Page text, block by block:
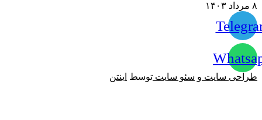
۸ مرداد ۱۴۰۳
طراحی سایت و سئو سایت توسط اینتن